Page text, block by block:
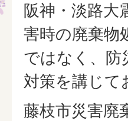
阪神・淡路大
害時の廃棄物
ではなく、防
対策を講じて
藤枝市災害廃